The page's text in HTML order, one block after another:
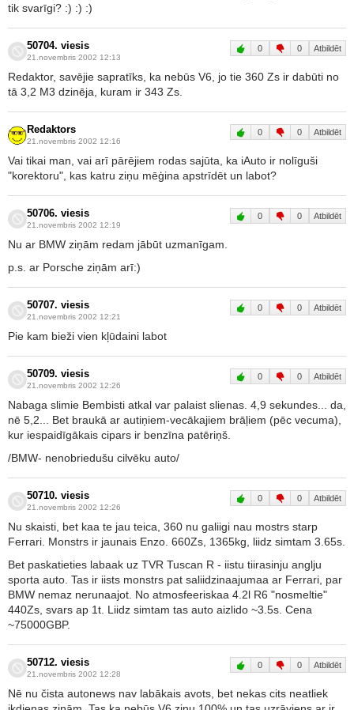
tik svarīgi? :) :) :)
50704. viesis
21.novembris 2002 12:13
0 0 Atbildēt
Redaktor, savējie sapratīks, ka nebūs V6, jo tie 360 Zs ir dabūti no
tā 3,2 M3 dzinēja, kuram ir 343 Zs.
Redaktors
21.novembris 2002 12:16
0 0 Atbildēt
Vai tikai man, vai arī pārējiem rodas sajūta, ka iAuto ir nolīguši
"korektoru", kas katru ziņu mēģina apstrīdēt un labot?
50706. viesis
21.novembris 2002 12:19
0 0 Atbildēt
Nu ar BMW ziņām redam jābūt uzmanīgam.
p.s. ar Porsche ziņām arī:)
50707. viesis
21.novembris 2002 12:21
0 0 Atbildēt
Pie kam bieži vien kļūdaini labot
50709. viesis
21.novembris 2002 12:26
0 0 Atbildēt
Nabaga slimie Bembisti atkal var palaist slienas. 4,9 sekundes... da,
nē 5,2... Bet braukā ar autiņiem-vecākajiem brāļiem (pēc vecuma),
kur iespaidīgākais cipars ir benzīna patēriņš.
/BMW- nenobriedušu cilvēku auto/
50710. viesis
21.novembris 2002 12:26
0 0 Atbildēt
Nu skaisti, bet kaa te jau teica, 360 nu galiigi nau mostrs starp
Ferrari. Monstrs ir jaunais Enzo. 660Zs, 1365kg, liidz simtam 3.65s.
Bet paskatieties labaak uz TVR Tuscan R - iistu tiirasinju anglju
sporta auto. Tas ir iists monstrs pat saliidzinaajumaa ar Ferrari, par
BMW nemaz nerunaajot. No atmosfeeriskaa 4.2l R6 "nosmeltie"
440Zs, svars ap 1t. Liidz simtam tas auto aizlido ~3.5s. Cena
~75000GBP.
50712. viesis
21.novembris 2002 12:28
0 0 Atbildēt
Nē nu čista autonews nav labākais avots, bet nekas cits neatliek